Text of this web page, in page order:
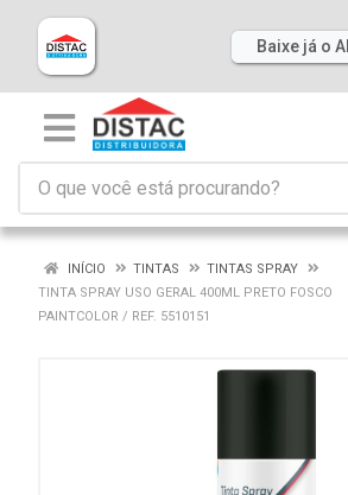
Baixe já o
INÍCIO TINTAS
TINTAS SPRAY
TINTA SPRAY USO GERAL 400ML PRETO FOSCO
PAINTCOLOR / REF. 5510151